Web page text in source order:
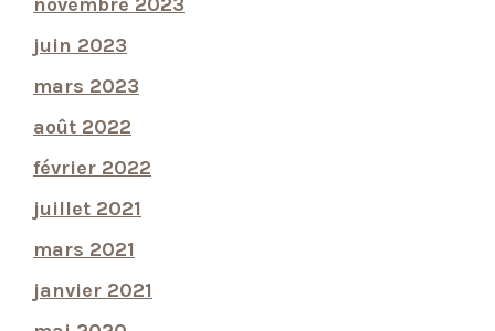
juin 2023
mars 2023
août 2022
février 2022
juillet 2021
mars 2021
janvier 2021